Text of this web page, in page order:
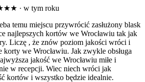
· w tym roku
temu miejscu przywrócić zasłużony blask
najlepszych kortów we Wrocławiu tak jak
Liczę , że znów poziom jakości wróci i
korty we Wrocławiu. Jak zwykle obsługa
jakość we Wrocławiu miłe i
w recepcji. Wiec niech wróci jak
kortów i wszystko będzie idealnie.